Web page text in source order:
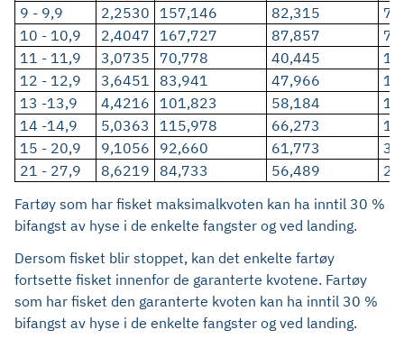
9 - 9,9
2,2530 157,146 82,315
10 - 10,9
2,4047 167,727 87,857
11 - 11,9
3,0735 70,778 40,445
12 - 12,9
3,6451 83,941 47,966
13 -13,9
4,4216 101,823 58,184
14 -14,9
5,0363 115,978 66,273
15 - 20,9
9,1056 92,660 61,773
21 - 27,9
8,6219 84,733 56,489
Fartøy som har fisket maksimalkvoten kan ha inntil 30 %
bifangst av hyse i de enkelte fangster og ved landing.
Dersom fisket blir stoppet, kan det enkelte fartøy
fortsette fisket innenfor de garanterte kvotene. Fartøy
som har fisket den garanterte kvoten kan ha inntil 30 %
bifangst av hyse i de enkelte fangster og ved landing.